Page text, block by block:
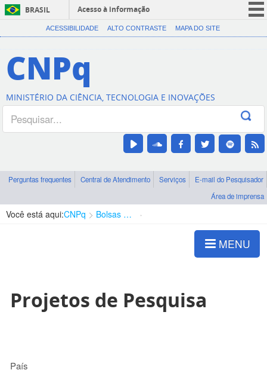
BRASIL
Acesso à informação
CORONAVÍRUS (COVID-19)
Canais
ACESSIBILIDADE ALTO CONTRASTE MAPA DO SITE
CNPq
MINISTÉRIO DA CIÊNCIA, TECNOLOGIA E INOVAÇÕES
Perguntas frequentes Central de Atendimento Serviços
E-mail do Pesquisador
Área de imprensa
Você está aqui:CNPq Bolsas e Auxílios Vigentes
MENU
Projetos de Pesquisa
País